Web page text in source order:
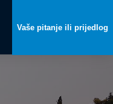
Vaše pitanje ili prijedlog